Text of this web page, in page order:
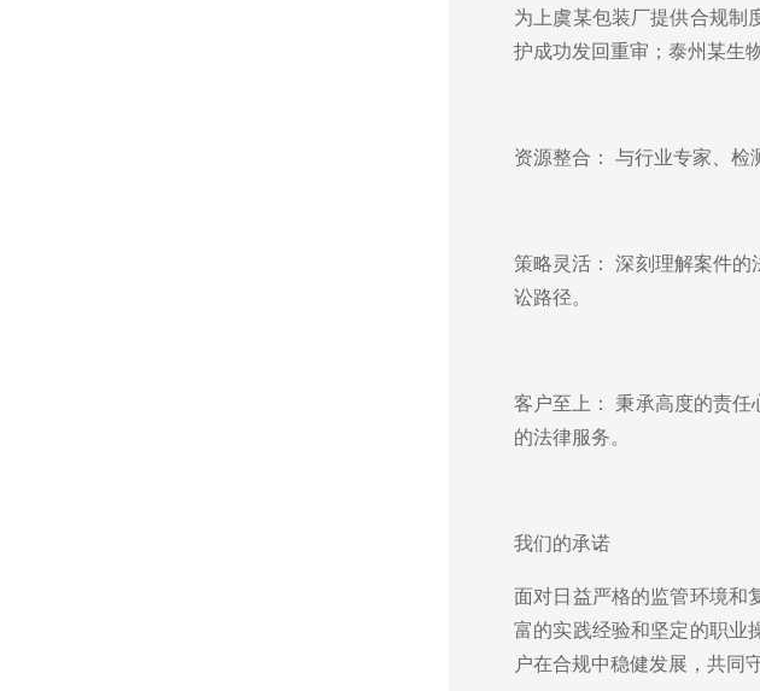
为上虞某包装厂提供合规制
护成功发回重审；泰州某生
资源整合： 与行业专家、检
策略灵活： 深刻理解案件
讼路径。
客户至上： 秉承高度的责
的法律服务。
我们的承诺
面对日益严格的监管环境和
富的实践经验和坚定的职业
户在合规中稳健发展，共同
陈洁琼参加第九届杭州市律协女